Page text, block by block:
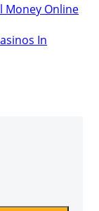
Money Online
In